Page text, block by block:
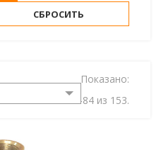
СБРОСИТЬ
Показано:
73-84 из 153.